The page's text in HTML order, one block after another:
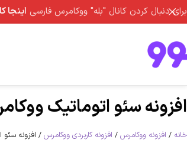
افزونه سئو اتوماتیک
خانه افزونه ووکامرس افزونه کاربردی ووکامرس افزونه سئو
برای دنبال کردن کانال "بله" ووکامرس فارسی اینجا